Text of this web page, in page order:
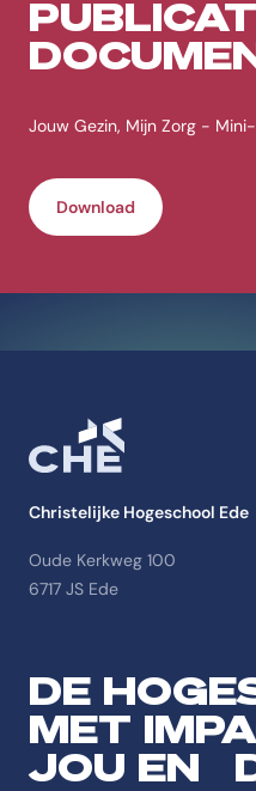
Jouw Gezin, Mijn Zorg -
Download
Christelijke Hogeschool Ede
Oude Kerkweg 100
6717 JS Ede
DE
MET
JOU EN